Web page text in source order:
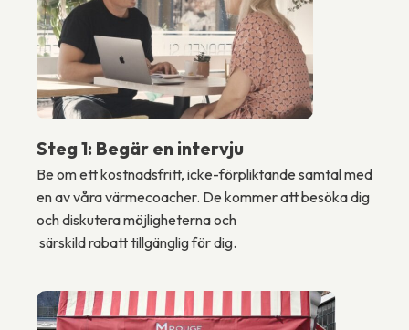
Steg 1: Begär en intervju
Be om ett kostnadsfritt, icke-förpliktande samtal med
en av våra värmecoacher. De kommer att besöka dig
och diskutera möjligheterna och
särskild rabatt tillgänglig för dig.